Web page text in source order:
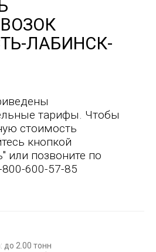
ЛАБИНСК-
тарифы. Чтобы
стоимость
кнопкой
или позвоните по
600-57-85
до 2.00 тонн